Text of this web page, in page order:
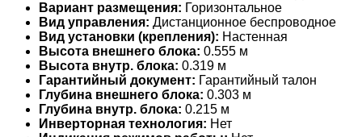
Вариант размещения: Горизонтальное
Вид управления: Дистанционное беспроводное
Вид установки (крепления): Настенная
Высота внешнего блока: 0.555 м
Высота внутр. блока: 0.319 м
Гарантийный документ: Гарантийный талон
Глубина внешнего блока: 0.303 м
Глубина внутр. блока: 0.215 м
Инверторная технология: Нет